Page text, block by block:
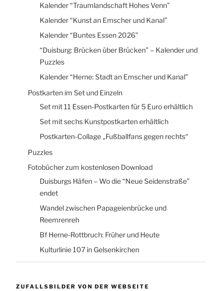
Kalender “Traumlandschaft Hohes Venn”
Kalender “Kunst an Emscher und Kanal”
Kalender “Buntes Essen 2026”
“Duisburg: Brücken über Brücken” – Kalender und
Puzzles
Kalender “Herne: Stadt an Emscher und Kanal”
Postkarten im Set und Einzeln
Set mit 11 Essen-Postkarten für 5 Euro erhältlich
Set mit sechs Kunstpostkarten erhältlich
Postkarten-Collage „Fußballfans gegen rechts“
Puzzles
Fotobücher zum kostenlosen Download
Duisburgs Häfen – Wo die “Neue Seidenstraße”
endet
Wandel zwischen Papageienbrücke und
Reemrenreh
Bf Herne-Rottbruch: Früher und Heute
Kulturlinie 107 in Gelsenkirchen
ZUFALLSBILDER VON DER WEBSEITE